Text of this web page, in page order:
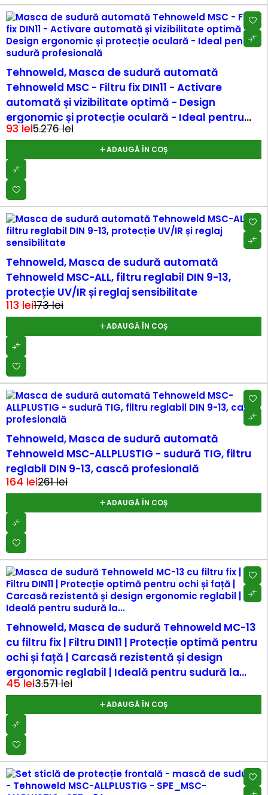
-98%
Tehnoweld, Masca de sudură automată
Tehnoweld MSC - Filtru fix DIN11 - Activare
automată și vizibilitate optimă - Design
ergonomic și protecție oculară - Ideal pentru
sudură profesională
5.276lei
93lei
ADAUGĂ ÎN COȘ
Tehnoweld, Masca de sudură automată
Tehnoweld MSC-ALL, filtru reglabil DIN 9-13,
protecție UV/IR și reglaj sensibilitate
173lei
113 lei
ADAUGĂ ÎN COȘ
Tehnoweld, Masca de sudură automată
Tehnoweld MSC-ALLPLUSTIG - sudură TIG, filtru
reglabil DIN 9-13, cască profesională
261lei
164 lei
ADAUGĂ ÎN COȘ
Tehnoweld, Masca de sudură Tehnoweld MC-13
cu filtru fix | Filtru DIN11 | Protecție optimă pentru
ochi și față | Carcasă rezistentă și design
ergonomic reglabil | Ideală pentru sudură la...
3.571lei
45lei
ADAUGĂ ÎN COȘ